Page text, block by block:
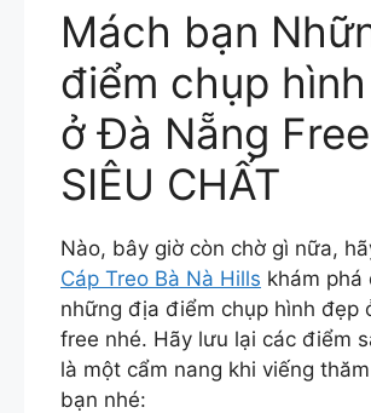
Mách bạn
điểm chụp
ở Đà Nẵng
SIÊU CHẤT
Nào, bây giờ còn chờ gì nữa,
Cáp Treo Bà Nà Hills khám phá
những địa điểm chụp hình đẹp
free nhé. Hãy lưu lại các điểm
là một cẩm nang khi viếng
bạn nhé: